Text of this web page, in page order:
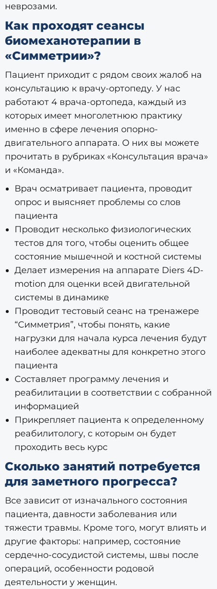
неврозами.
Как проходят сеансы
биомеханотерапии в
«Симметрии»?
Пациент приходит с рядом своих жалоб на
консультацию к врачу-ортопеду. У нас
работают 4 врача-ортопеда, каждый из
которых имеет многолетнюю практику
именно в сфере лечения опорно-
двигательного аппарата. О них вы можете
прочитать в рубриках «Консультация врача»
и «Команда».
Врач осматривает пациента, проводит
опрос и выясняет проблемы со слов
пациента
Проводит несколько физиологических
тестов для того, чтобы оценить общее
состояние мышечной и костной системы
Делает измерения на аппарате Diers 4D-
motion для оценки всей двигательной
системы в динамике
Проводит тестовый сеанс на тренажере
“Симметрия”, чтобы понять, какие
нагрузки для начала курса лечения будут
наиболее адекватны для конкретно этого
пациента
Составляет программу лечения и
реабилитации в соответствии с собранной
информацией
Прикрепляет пациента к определенному
реабилитологу, с которым он будет
проходить весь курс
Сколько занятий потребуется
для заметного прогресса?
Все зависит от изначального состояния
пациента, давности заболевания или
тяжести травмы. Кроме того, могут влиять и
другие факторы: например, состояние
сердечно-сосудистой системы, швы после
операций, особенности родовой
деятельности у женщин.